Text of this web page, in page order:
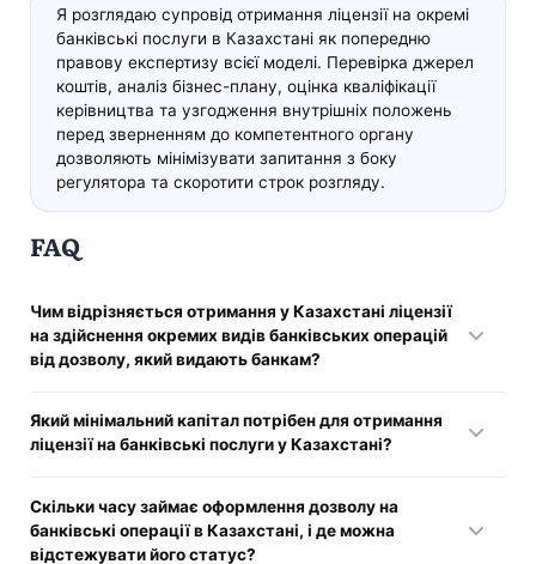
Я розглядаю супровід отримання ліцензії на окремі
банківські послуги в Казахстані як попередню
правову експертизу всієї моделі. Перевірка джерел
коштів, аналіз бізнес-плану, оцінка кваліфікації
керівництва та узгодження внутрішніх положень
перед зверненням до компетентного органу
дозволяють мінімізувати запитання з боку
регулятора та скоротити строк розгляду.
FAQ
Чим відрізняється отримання у Казахстані ліцензії
на здійснення окремих видів банківських операцій
від дозволу, який видають банкам?
визначений перелік послуг. Організація не набуває
статусу банку та не отримує універсальний допуск до
Під час оформлення дозволу на банківські операції у
Казахстані регулятор оцінює проєкт за конкретними
напрямками діяльності, перевіряє достатність
Який мінімальний капітал потрібен для отримання
ліцензії на банківські послуги у Казахстані?
організації та набору заявлених послуг. Для організацій,
які не належать до національного оператора пошти та не
Скільки часу займає оформлення дозволу на
банківські операції в Казахстані, і де можна
відстежувати його статус?